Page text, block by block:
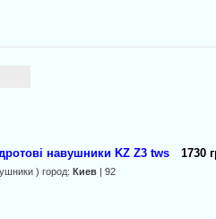
навушники KZ Z3 tws 1730
) город: Киев| 92